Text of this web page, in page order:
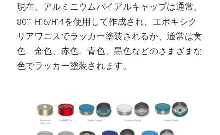
現在、アルミニウムバイアルキャップは通常、
8011 H16/H14を使用して作成され、エポキシク
リアワニスでラッカー塗装されるか、通常は黄
色、金色、赤色、青色、黒色などのさまざまな
色でラッカー塗装されます。